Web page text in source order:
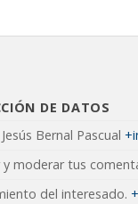
DE DATOS
Bernal Pascual
y moderar tus
del interesado.